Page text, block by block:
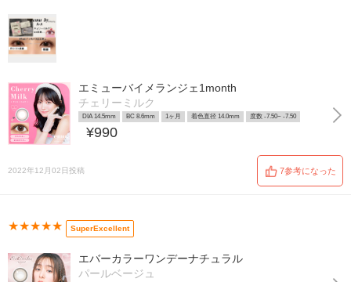
エミューバイメランジェ1month
チェリーミルク
DIA 14.5mm BC 8.6mm 1ヶ月 着色直径 14.0mm 度数 -7.50~ -7.50
¥990
2022年12月02日投稿 7参考になった
★★★★★ SuperExcellent
エバーカラーワンデーナチュラル
パールベージュ